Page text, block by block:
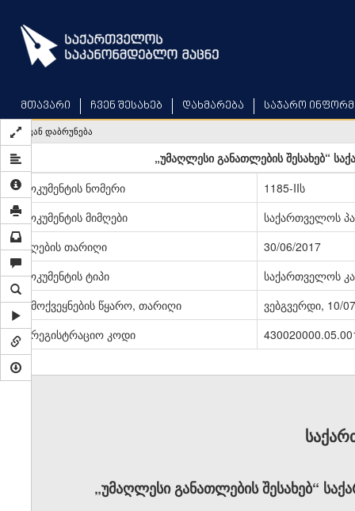
main
content
მთავარი ჩვენ შესახებ დახმარება საჯარო
უკან დაბრუნება
„უმაღლესი განათლების შესახებ“
დოკუმენტის ნომერი
1185-IIს
დოკუმენტის მიმღები
საქართველოს
მიღების თარიღი
30/06/2017
დოკუმენტის ტიპი
საქართველოს
გამოქვეყნების წყარო, თარიღი
ვებგვერდი, 10/
სარეგისტრაციო კოდი
„უმაღლესი განათლების შესახებ“